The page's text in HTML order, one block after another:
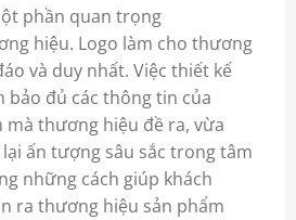
phần quan trọng
hiệu. Logo làm cho thương
và duy nhất. Việc thiết kế
bảo đủ các thông tin của
mà thương hiệu đề ra, vừa
ấn tượng sâu sắc trong tâm
những cách giúp khách
ra thương hiệu sản phẩm